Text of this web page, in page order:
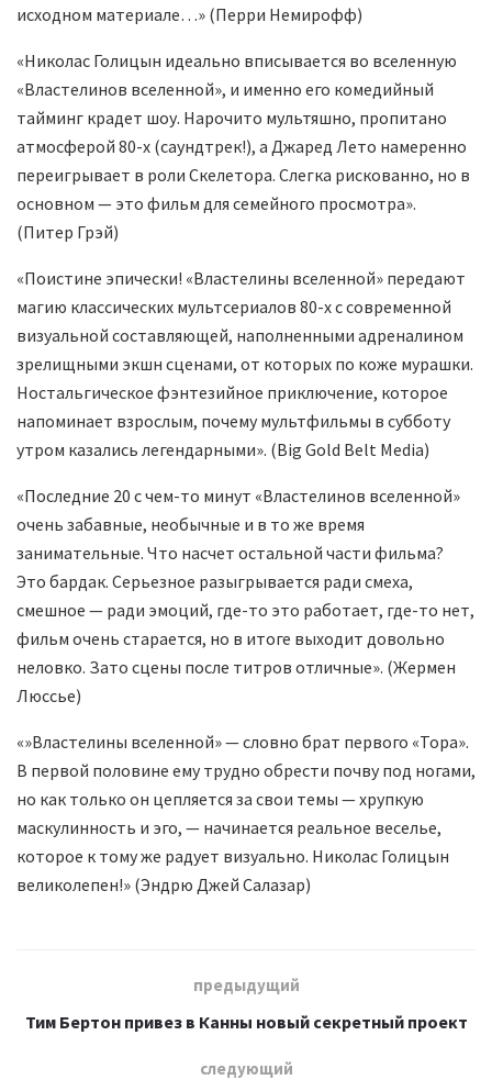
исходном материале…» (Перри Немирофф)
«Николас Голицын идеально вписывается во вселенную
«Властелинов вселенной», и именно его комедийный
тайминг крадет шоу. Нарочито мультяшно, пропитано
атмосферой 80-х (саундтрек!), а Джаред Лето намеренно
переигрывает в роли Скелетора. Слегка рискованно, но в
основном — это фильм для семейного просмотра».
(Питер Грэй)
«Поистине эпически! «Властелины вселенной» передают
магию классических мультсериалов 80-х с современной
визуальной составляющей, наполненными адреналином
зрелищными экшн сценами, от которых по коже мурашки.
Ностальгическое фэнтезийное приключение, которое
напоминает взрослым, почему мультфильмы в субботу
утром казались легендарными». (Big Gold Belt Media)
«Последние 20 с чем-то минут «Властелинов вселенной»
очень забавные, необычные и в то же время
занимательные. Что насчет остальной части фильма?
Это бардак. Серьезное разыгрывается ради смеха,
смешное — ради эмоций, где-то это работает, где-то нет,
фильм очень старается, но в итоге выходит довольно
неловко. Зато сцены после титров отличные». (Жермен
Люссье)
«»Властелины вселенной» — словно брат первого «Тора».
В первой половине ему трудно обрести почву под ногами,
но как только он цепляется за свои темы — хрупкую
маскулинность и эго, — начинается реальное веселье,
которое к тому же радует визуально. Николас Голицын
великолепен!» (Эндрю Джей Салазар)
предыдущий
Тим Бертон привез в Канны новый секретный проект
следующий